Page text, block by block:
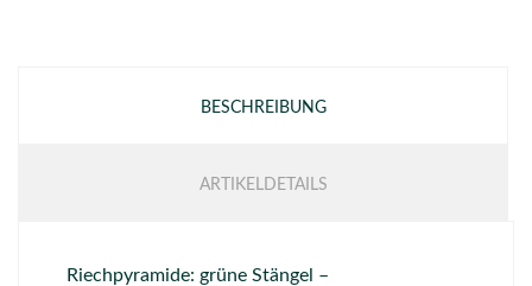
BESCHREIBUNG
ARTIKELDETAILS
Riechpyramide: grüne Stängel –